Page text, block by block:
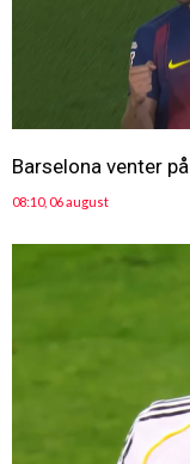
Barselona venter
08:10, 06 august